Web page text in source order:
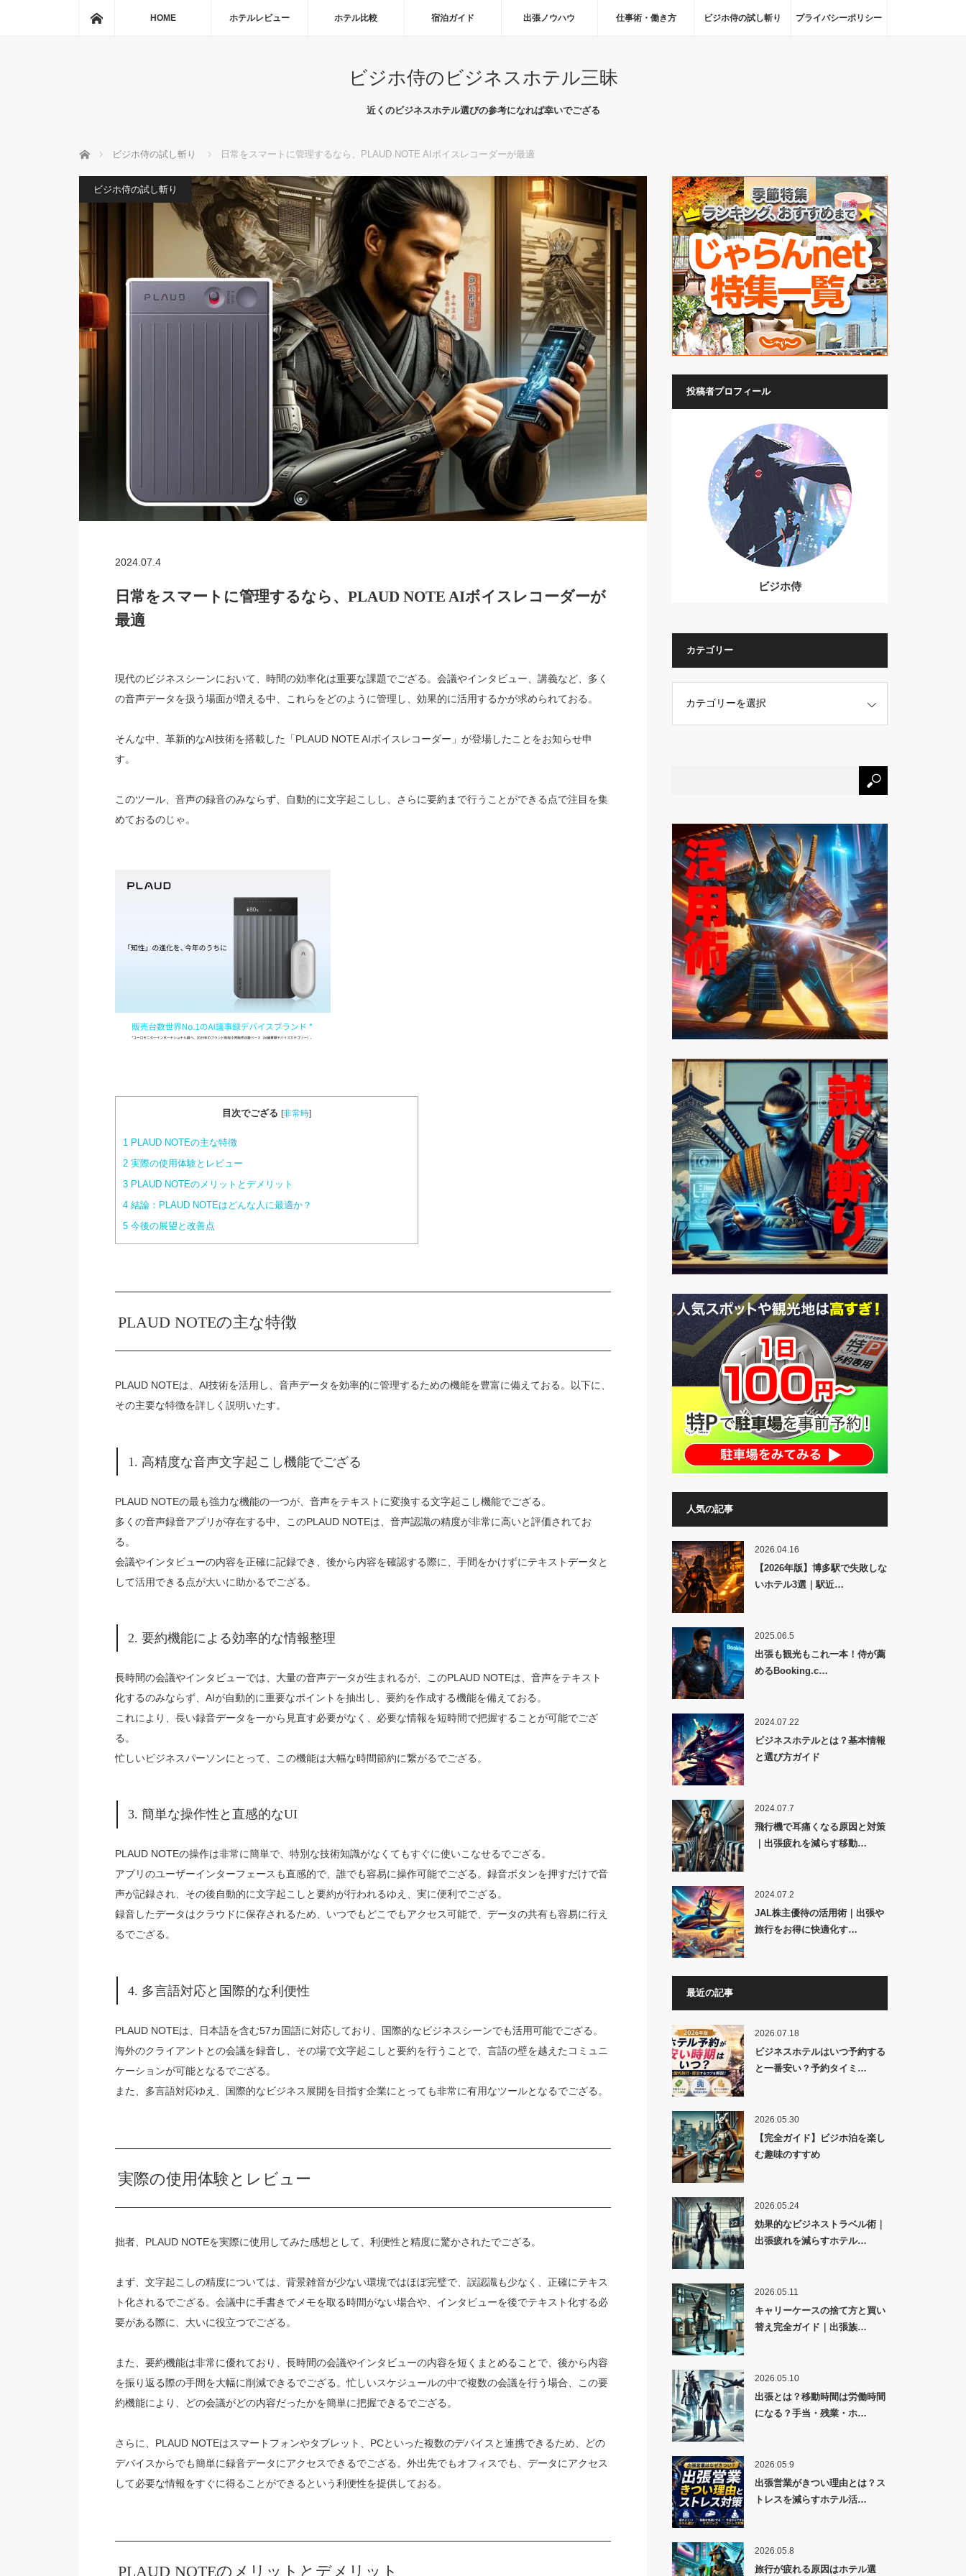
HOME ホテルレビュー ホテル比較 宿泊ガイド 出張ノウハウ 仕事術・働き方 ビジホ侍の試し斬り プライバシーポリシー
ビジホ侍のビジネスホテル三昧
近くのビジネスホテル選びの参考になれば幸いでござる
ホーム ビジホ侍の試し斬り 日常をスマートに管理するなら、PLAUD NOTE AIボイスレコーダーが最適
ビジホ侍の試し斬り
2024.07.4
日常をスマートに管理するなら、PLAUD NOTE AIボイスレコーダーが
最適
現代のビジネスシーンにおいて、時間の効率化は重要な課題でござる。会議やインタビュー、講義など、多く
の音声データを扱う場面が増える中、これらをどのように管理し、効果的に活用するかが求められておる。
そんな中、革新的なAI技術を搭載した「PLAUD NOTE AIボイスレコーダー」が登場したことをお知らせ申
す。
このツール、音声の録音のみならず、自動的に文字起こしし、さらに要約まで行うことができる点で注目を集
めておるのじゃ。
目次でござる [非常時]
1PLAUD NOTEの主な特徴
2実際の使用体験とレビュー
3PLAUD NOTEのメリットとデメリット
4結論：PLAUD NOTEはどんな人に最適か？
5今後の展望と改善点
PLAUD NOTEの主な特徴
PLAUD NOTEは、AI技術を活用し、音声データを効率的に管理するための機能を豊富に備えておる。以下に、
その主要な特徴を詳しく説明いたす。
1. 高精度な音声文字起こし機能でござる
PLAUD NOTEの最も強力な機能の一つが、音声をテキストに変換する文字起こし機能でござる。
多くの音声録音アプリが存在する中、このPLAUD NOTEは、音声認識の精度が非常に高いと評価されてお
る。
会議やインタビューの内容を正確に記録でき、後から内容を確認する際に、手間をかけずにテキストデータと
して活用できる点が大いに助かるでござる。
2. 要約機能による効率的な情報整理
長時間の会議やインタビューでは、大量の音声データが生まれるが、このPLAUD NOTEは、音声をテキスト
化するのみならず、AIが自動的に重要なポイントを抽出し、要約を作成する機能を備えておる。
これにより、長い録音データを一から見直す必要がなく、必要な情報を短時間で把握することが可能でござ
る。
忙しいビジネスパーソンにとって、この機能は大幅な時間節約に繋がるでござる。
3. 簡単な操作性と直感的なUI
PLAUD NOTEの操作は非常に簡単で、特別な技術知識がなくてもすぐに使いこなせるでござる。
アプリのユーザーインターフェースも直感的で、誰でも容易に操作可能でござる。録音ボタンを押すだけで音
声が記録され、その後自動的に文字起こしと要約が行われるゆえ、実に便利でござる。
録音したデータはクラウドに保存されるため、いつでもどこでもアクセス可能で、データの共有も容易に行え
るでござる。
4. 多言語対応と国際的な利便性
PLAUD NOTEは、日本語を含む57カ国語に対応しており、国際的なビジネスシーンでも活用可能でござる。
海外のクライアントとの会議を録音し、その場で文字起こしと要約を行うことで、言語の壁を越えたコミュニ
ケーションが可能となるでござる。
また、多言語対応ゆえ、国際的なビジネス展開を目指す企業にとっても非常に有用なツールとなるでござる。
実際の使用体験とレビュー
拙者、PLAUD NOTEを実際に使用してみた感想として、利便性と精度に驚かされたでござる。
まず、文字起こしの精度については、背景雑音が少ない環境ではほぼ完璧で、誤認識も少なく、正確にテキス
ト化されるでござる。会議中に手書きでメモを取る時間がない場合や、インタビューを後でテキスト化する必
要がある際に、大いに役立つでござる。
また、要約機能は非常に優れており、長時間の会議やインタビューの内容を短くまとめることで、後から内容
を振り返る際の手間を大幅に削減できるでござる。忙しいスケジュールの中で複数の会議を行う場合、この要
約機能により、どの会議がどの内容だったかを簡単に把握できるでござる。
さらに、PLAUD NOTEはスマートフォンやタブレット、PCといった複数のデバイスと連携できるため、どの
デバイスからでも簡単に録音データにアクセスできるでござる。外出先でもオフィスでも、データにアクセス
して必要な情報をすぐに得ることができるという利便性を提供しておる。
PLAUD NOTEのメリットとデメリット
投稿者プロフィール
ビジホ侍
カテゴリー
人気の記事
2026.04.16
【2026年版】博多駅で失敗しな
いホテル3選｜駅近…
2025.06.5
出張も観光もこれ一本！侍が薦
めるBooking.c…
2024.07.22
ビジネスホテルとは？基本情報
と選び方ガイド
2024.07.7
飛行機で耳痛くなる原因と対策
｜出張疲れを減らす移動…
2024.07.2
JAL株主優待の活用術｜出張や
旅行をお得に快適化す…
最近の記事
2026.07.18
ビジネスホテルはいつ予約する
と一番安い？予約タイミ…
2026.05.30
【完全ガイド】ビジホ泊を楽し
む趣味のすすめ
2026.05.24
効果的なビジネストラベル術｜
出張疲れを減らすホテル…
2026.05.11
キャリーケースの捨て方と買い
替え完全ガイド｜出張族…
2026.05.10
出張とは？移動時間は労働時間
になる？手当・残業・ホ…
2026.05.9
出張営業がきつい理由とは？ス
トレスを減らすホテル活…
2026.05.8
旅行が疲れる原因はホテル選